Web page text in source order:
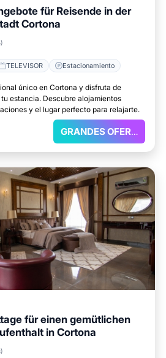
für Reisende in der
Cortona
TELEVISOR Estacionamiento
único en Cortona y disfruta de
estancia. Descubre alojamientos
y el lugar perfecto para relajarte.
GRANDES OFERTAS
für einen gemütlichen
in Cortona